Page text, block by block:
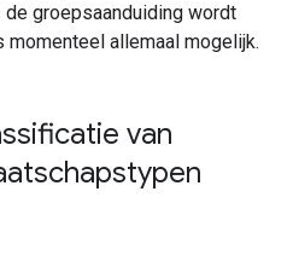
groepsaanduiding wordt
momenteel allemaal mogelijk.
van